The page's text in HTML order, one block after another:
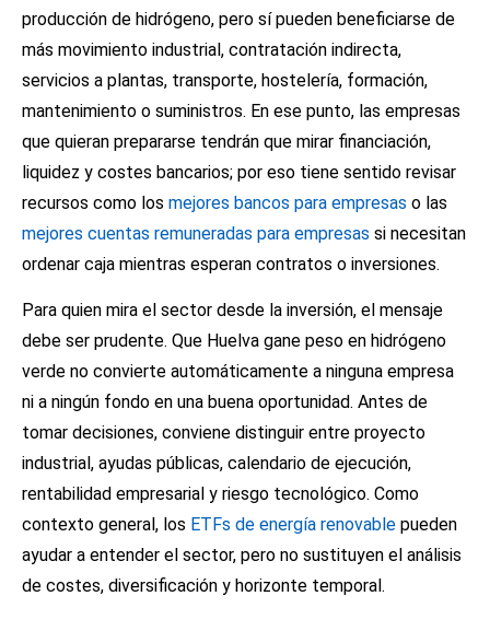
producción de hidrógeno, pero sí pueden beneficiarse de
más movimiento industrial, contratación indirecta,
servicios a plantas, transporte, hostelería, formación,
mantenimiento o suministros. En ese punto, las empresas
que quieran prepararse tendrán que mirar financiación,
liquidez y costes bancarios; por eso tiene sentido revisar
recursos como los mejores bancos para empresas o las
mejores cuentas remuneradas para empresas si necesitan
ordenar caja mientras esperan contratos o inversiones.
Para quien mira el sector desde la inversión, el mensaje
debe ser prudente. Que Huelva gane peso en hidrógeno
verde no convierte automáticamente a ninguna empresa
ni a ningún fondo en una buena oportunidad. Antes de
tomar decisiones, conviene distinguir entre proyecto
industrial, ayudas públicas, calendario de ejecución,
rentabilidad empresarial y riesgo tecnológico. Como
contexto general, los ETFs de energía renovable pueden
ayudar a entender el sector, pero no sustituyen el análisis
de costes, diversificación y horizonte temporal.